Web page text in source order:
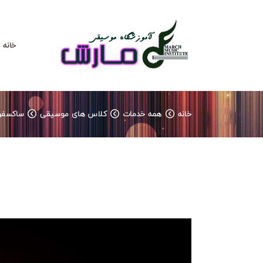
خانه
خانه همه خدمات کلاس های موسیقی